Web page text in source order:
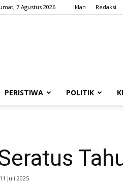
7 Agustus 2026 Iklan Redaksi
PERISTIWA POLITIK
11 Juli 2025